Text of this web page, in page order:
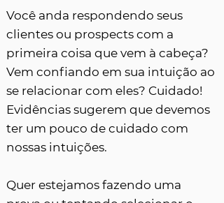
Você anda respondendo seus
clientes ou prospects com a
primeira coisa que vem à cabeça?
Vem confiando em sua intuição ao
se relacionar com eles? Cuidado!
Evidências sugerem que devemos
ter um pouco de cuidado com
nossas intuições.
Quer estejamos fazendo uma